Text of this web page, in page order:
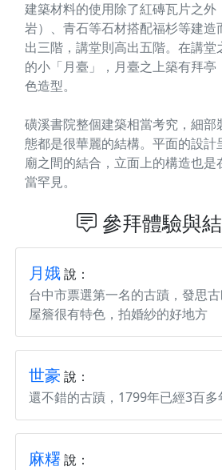
建築材料的使用除了紅磚瓦片之外
岩）、青石等石材搭配福杉等建造
出三階，講堂則高出五階。在講堂
的小「月臺」，月臺之上築有拜
色造型。
磺溪書院整個建築相當考究，細部
態都是很華麗的結構。平面的設計
廟之間的結合，立面上的構造也是
當罕見。
參拜體驗與
月娥說：
台中市票選第一名的古蹟，發思古
屋簷很有特色，拍婚紗的好地方
世豪 說：
還不錯的古蹟，1799年已經3百多
麻糬說：